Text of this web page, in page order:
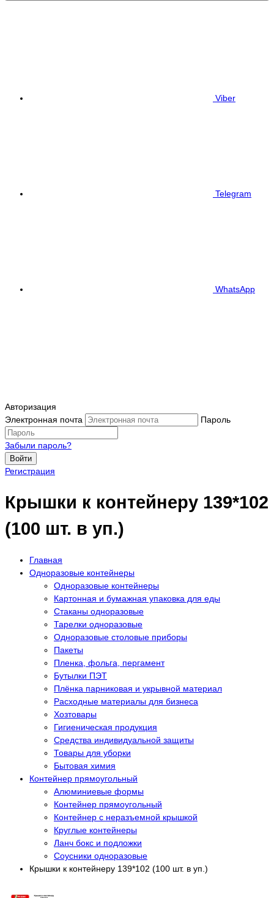
Viber
Telegram
WhatsApp
Авторизация
Электронная почта
Пароль
Забыли пароль?
Войти
Регистрация
Крышки к контейнеру 139*102
(100 шт. в уп.)
Главная
Одноразовые контейнеры
Одноразовые контейнеры
Картонная и бумажная упаковка для еды
Стаканы одноразовые
Тарелки одноразовые
Одноразовые столовые приборы
Пакеты
Пленка, фольга, пергамент
Бутылки ПЭТ
Плёнка парниковая и укрывной материал
Расходные материалы для бизнеса
Хозтовары
Гигиеническая продукция
Средства индивидуальной защиты
Товары для уборки
Бытовая химия
Контейнер прямоугольный
Алюминиевые формы
Контейнер прямоугольный
Контейнер с неразъемной крышкой
Круглые контейнеры
Ланч бокс и подложки
Соусники одноразовые
Крышки к контейнеру 139*102 (100 шт. в уп.)